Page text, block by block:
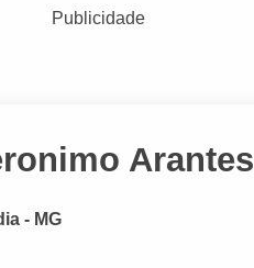
Publicidade
Arantes
- MG